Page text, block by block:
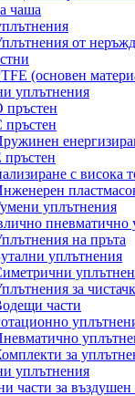
чаша
от
(основен
уплътнения
пръстен
пръстен
пръстен
с висока
уплътнения
пневматично
на пръта
уплътнения
за
части
за
уплътнения
части за